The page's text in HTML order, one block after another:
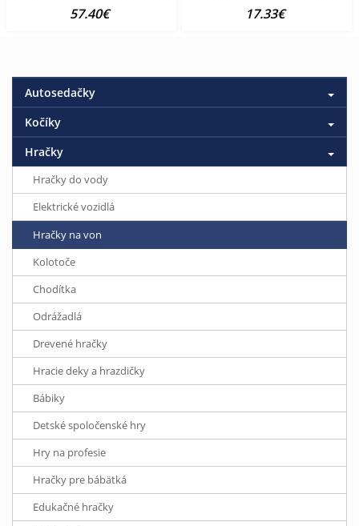
57.40€ 17.33€
Autosedačky
Kočíky
Hračky
Hračky do vody
Elektrické vozidlá
Hračky na von
Kolotoče
Chodítka
Odrážadlá
Drevené hračky
Hracie deky a hrazdičky
Bábiky
Detské spoločenské hry
Hry na profesie
Hračky pre bábätká
Edukačné hračky